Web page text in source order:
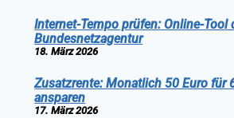
Internet-Tempo prüfen: Online-Tool
Bundesnetzagentur
18. März 2026
Zusatzrente: Monatlich 50 Euro für
ansparen
17. März 2026